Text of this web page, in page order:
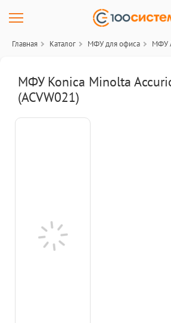
Главная Каталог МФУ для офиса МФУ
МФУ Konica Minolta
(ACVW021)